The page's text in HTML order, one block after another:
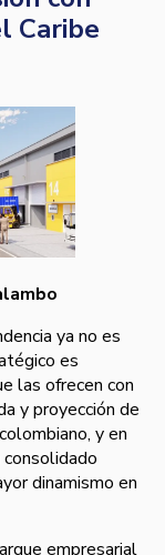
Caribe
ya no es
es
las ofrecen con
y proyección de
y en
dinamismo en
empresarial